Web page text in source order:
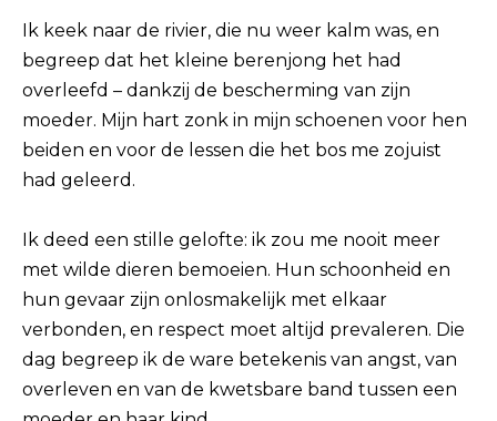
Ik keek naar de rivier, die nu weer kalm was, en
begreep dat het kleine berenjong het had
overleefd – dankzij de bescherming van zijn
moeder. Mijn hart zonk in mijn schoenen voor hen
beiden en voor de lessen die het bos me zojuist
had geleerd.
Ik deed een stille gelofte: ik zou me nooit meer
met wilde dieren bemoeien. Hun schoonheid en
hun gevaar zijn onlosmakelijk met elkaar
verbonden, en respect moet altijd prevaleren. Die
dag begreep ik de ware betekenis van angst, van
overleven en van de kwetsbare band tussen een